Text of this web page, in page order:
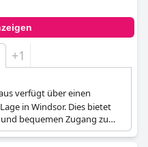
+1
verfügt über einen
in Windsor. Dies bietet
bequemen Zugang zu